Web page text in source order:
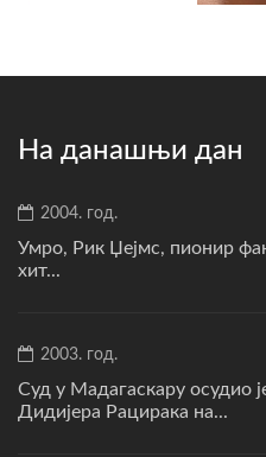
На данашњи дан
2004. год.
Умро, Рик Џејмс, пионир
хит...
2003. год.
Суд у Мадагаскару осудио
Дидијера Рацирака на...